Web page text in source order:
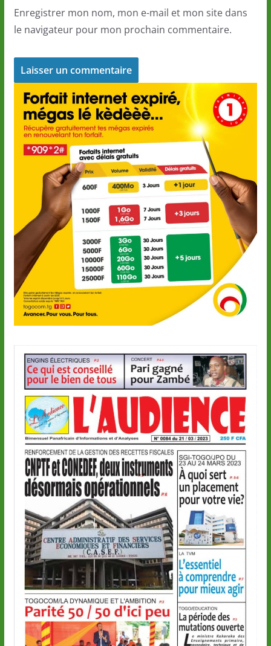
Enregistrer mon nom, mon e-mail et mon site dans
le navigateur pour mon prochain commentaire.